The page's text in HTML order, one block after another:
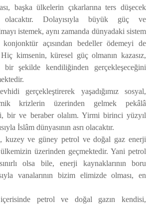
başka ülkelerin çıkarlarına ters düşecek
olacaktır. Dolayısıyla büyük güç ve
istemek, aynı zamanda dünyadaki sistem
açısından bedeller ödemeyi de
kimsenin, küresel güç olmanın kazasız,
bir şekilde kendiliğinden gerçekleşeceğini
gerçekleştirerek yaşadığımız sosyal,
krizlerin üzerinden gelmek pekâlâ
bir ve beraber olalım. Yirmi birinci yüzyıl
İslâm dünyasının asrı olacaktır.
kuzey ve güney petrol ve doğal gaz enerji
ülkemizin üzerinden geçmektedir. Yani petrol
olsa bile, enerji kaynaklarının boru
vanalarının bizim elimizde olması, en
petrol ve doğal gazın kendisi,